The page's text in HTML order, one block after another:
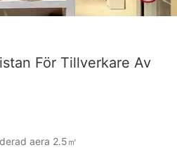
För Tillverkare Av
aera 2.5㎡